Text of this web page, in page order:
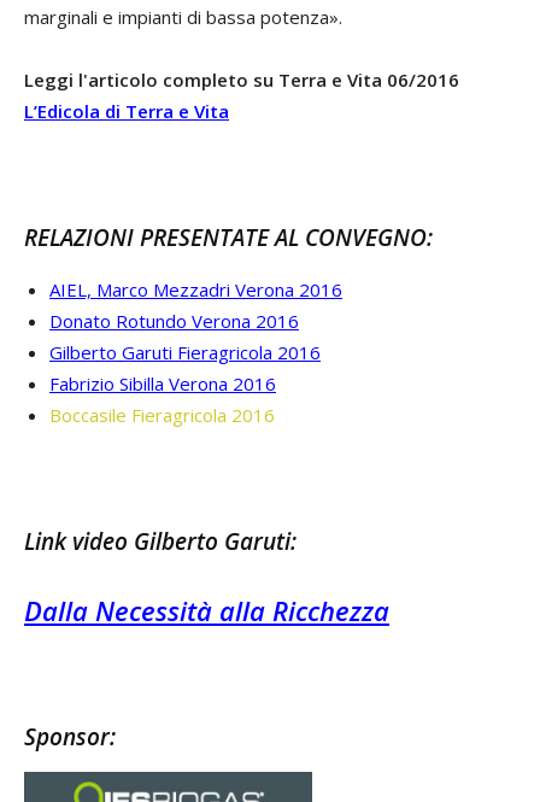
marginali e impianti di bassa potenza».
Leggi l'articolo completo su Terra e Vita 06/2016
L’Edicola di Terra e Vita
RELAZIONI PRESENTATE AL CONVEGNO:
AIEL, Marco Mezzadri Verona 2016
Donato Rotundo Verona 2016
Gilberto Garuti Fieragricola 2016
Fabrizio Sibilla Verona 2016
Boccasile Fieragricola 2016
Link video Gilberto Garuti:
Dalla Necessità alla Ricchezza
Sponsor: